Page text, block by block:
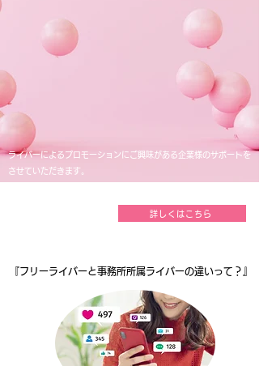
ライバーによるプロモーションにご興味がある企業様のサポートを
させていただきます。
詳しくはこちら
『フリーライバーと事務所所属ライバーの違いって？』